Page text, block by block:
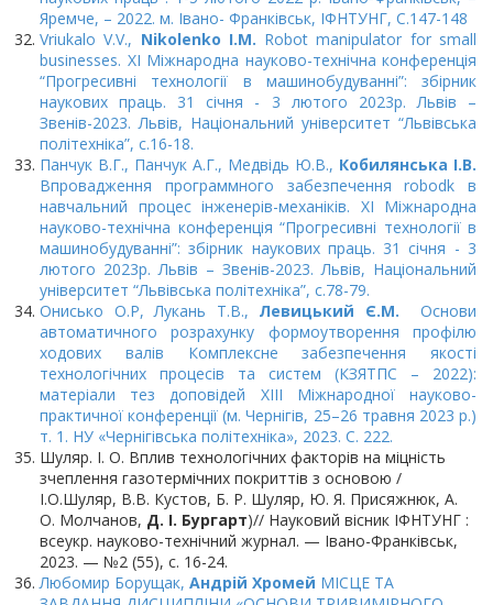
Яремче, – 2022. м. Івано- Франківськ, ІФНТУНГ, C.147-148
Vriukalo V.V., Nikolenko I.M. Robot manipulator for small
businesses. ХІ Міжнародна науково-технічна конференція
“Прогресивні технології в машинобудуванні”: збірник
наукових праць. 31 січня - 3 лютого 2023р. Львів –
Звенів-2023. Львів, Національний університет “Львівська
політехніка”, с.16-18.
Панчук В.Г., Панчук А.Г., Медвідь Ю.В., Кобилянська І.В.
Впровадження программного забезпечення robodk в
навчальний процес інженерів-механіків. ХІ Міжнародна
науково-технічна конференція “Прогресивні технології в
машинобудуванні”: збірник наукових праць. 31 січня - 3
лютого 2023р. Львів – Звенів-2023. Львів, Національний
університет “Львівська політехніка”, с.78-79.
Онисько О.Р, Лукань Т.В., Левицький Є.М. Основи
автоматичного розрахунку формоутворення профілю
ходових валів Комплексне забезпечення якості
технологічних процесів та систем (КЗЯТПС – 2022):
матеріали тез доповідей XІІІ Міжнародної науково-
практичної конференції (м. Чернігів, 25–26 травня 2023 р.)
т. 1. НУ «Чернігівська політехніка», 2023. С. 222.
Шуляр. І. О. Вплив технологічних факторів на міцність
зчеплення газотермічних покриттів з основою /
І.О.Шуляр, В.В. Кустов, Б. Р. Шуляр, Ю. Я. Присяжнюк, А.
О. Молчанов, Д. І. Бургарт)// Науковий вісник ІФНТУНГ :
всеукр. науково-технічний журнал. — Івано-Франківськ,
2023. — №2 (55), с. 16-24.
Любомир Борущак, Андрій Хромей МІСЦЕ ТА